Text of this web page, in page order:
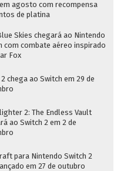
agosto com recompensa
de platina
Skies chegará ao Nintendo
com combate aéreo inspirado
Fox
2 chega ao Switch em 29 de
2: The Endless Vault
ao Switch 2 em 2 de
para Nintendo Switch 2
em 27 de outubro